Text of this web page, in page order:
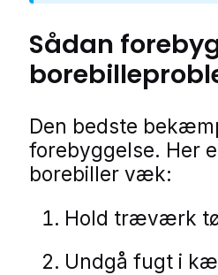
Sådan
Den bedste
forebyggelse. Her
borebiller væk:
Hold træværk
Undgå fugt i